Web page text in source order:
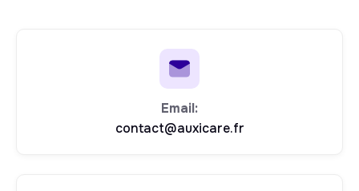
Email:
contact@auxicare.fr